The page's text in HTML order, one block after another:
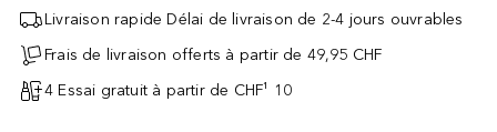
Livraison rapide Délai de livraison de 2-4 jours ouvrables
Frais de livraison offerts à partir de 49,95 CHF
4 Essai gratuit à partir de CHF¹ 10